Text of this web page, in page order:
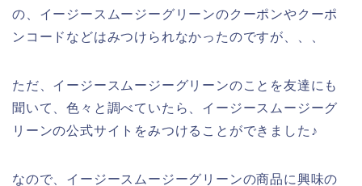
の、イージースムージーグリーンのクーポンやクーポ
ンコードなどはみつけられなかったのですが、、、
ただ、イージースムージーグリーンのことを友達にも
聞いて、色々と調べていたら、イージースムージーグ
リーンの公式サイトをみつけることができました♪
なので、イージースムージーグリーンの商品に興味の